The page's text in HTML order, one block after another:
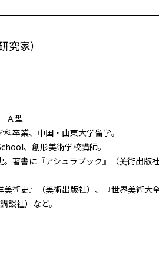
究家）
Ａ型
卒業、中国・山東大学留学。
、創形美術学校講師。
著書に『アシュラブック』（美術出
術史』（美術出版社）、『世界美術
談社）など。